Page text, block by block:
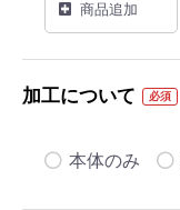
商品追加
加工について 必須
本体のみ